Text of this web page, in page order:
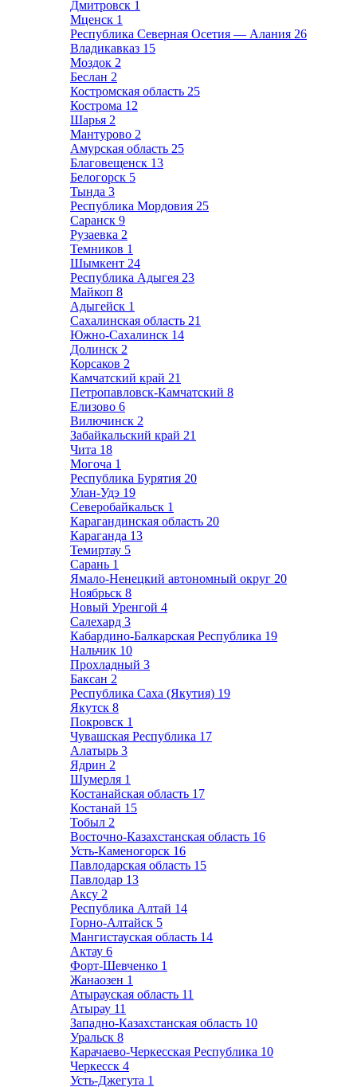
Дмитровск 1
Мценск 1
Республика Северная Осетия — Алания 26
Владикавказ 15
Моздок 2
Беслан 2
Костромская область 25
Кострома 12
Шарья 2
Мантурово 2
Амурская область 25
Благовещенск 13
Белогорск 5
Тында 3
Республика Мордовия 25
Саранск 9
Рузаевка 2
Темников 1
Шымкент 24
Республика Адыгея 23
Майкоп 8
Адыгейск 1
Сахалинская область 21
Южно-Сахалинск 14
Долинск 2
Корсаков 2
Камчатский край 21
Петропавловск-Камчатский 8
Елизово 6
Вилючинск 2
Забайкальский край 21
Чита 18
Могоча 1
Республика Бурятия 20
Улан-Удэ 19
Северобайкальск 1
Карагандинская область 20
Караганда 13
Темиртау 5
Сарань 1
Ямало-Ненецкий автономный округ 20
Ноябрьск 8
Новый Уренгой 4
Салехард 3
Кабардино-Балкарская Республика 19
Нальчик 10
Прохладный 3
Баксан 2
Республика Саха (Якутия) 19
Якутск 8
Покровск 1
Чувашская Республика 17
Алатырь 3
Ядрин 2
Шумерля 1
Костанайская область 17
Костанай 15
Тобыл 2
Восточно-Казахстанская область 16
Усть-Каменогорск 16
Павлодарская область 15
Павлодар 13
Аксу 2
Республика Алтай 14
Горно-Алтайск 5
Мангистауская область 14
Актау 6
Форт-Шевченко 1
Жанаозен 1
Атырауская область 11
Атырау 11
Западно-Казахстанская область 10
Уральск 8
Карачаево-Черкесская Республика 10
Черкесск 4
Усть-Джегута 1